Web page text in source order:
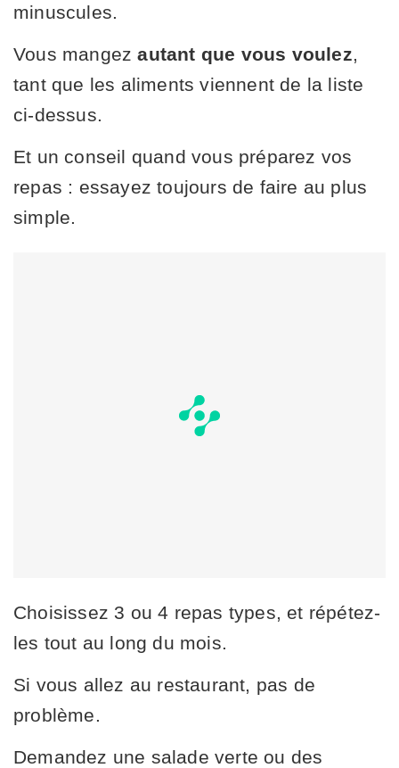
minuscules.
Vous mangezautant que vous voulez,
tant que les aliments viennent de la liste
ci-dessus.
Et un conseil quand vous préparez vos
repas : essayez toujours de faire au plus
simple.
Choisissez 3 ou 4 repas types, et répétez-
les tout au long du mois.
Si vous allez au restaurant, pas de
problème.
Demandez une salade verte ou des